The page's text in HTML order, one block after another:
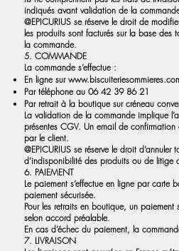
indiqués avant validation de la
@EPICURIUS se réserve le droit de
les produits sont facturés sur la base des
la commande.
5. COMMANDE
La commande s’effectue :
En ligne sur
Par téléphone au 06 42 39 86 21
Par retrait à la boutique sur créneau
La validation de la commande implique
présentes CGV. Un email de confirmation
par le client.
@EPICURIUS se réserve le droit
d’indisponibilité des produits ou de litige
6. PAIEMENT
Le paiement s’effectue en ligne par carte
paiement sécurisée.
Pour les retraits en boutique, un
selon accord préalable.
En cas d’échec du paiement, la
7. LIVRAISON